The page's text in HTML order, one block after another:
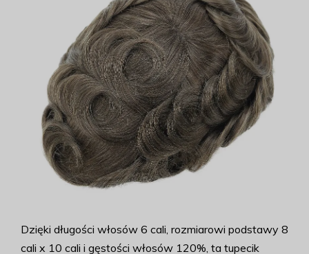
Dzięki długości włosów 6 cali, rozmiarowi podstawy 8
cali x 10 cali i gęstości włosów 120%, ta tupecik